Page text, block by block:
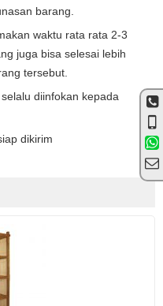
barang.
waktu rata rata 2-3
juga bisa selesai lebih
tersebut.
diinfokan kepada
dikirim